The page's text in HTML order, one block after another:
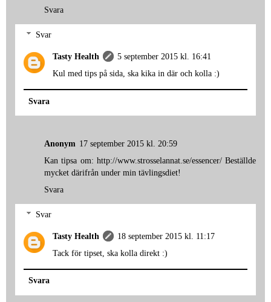
Svara
Svar
Tasty Health
5 september 2015 kl. 16:41
Kul med tips på sida, ska kika in där och kolla :)
Svara
Anonym 17 september 2015 kl. 20:59
Kan tipsa om: http://www.strosselannat.se/essencer/ Beställde
mycket därifrån under min tävlingsdiet!
Svara
Svar
Tasty Health
18 september 2015 kl. 11:17
Tack för tipset, ska kolla direkt :)
Svara